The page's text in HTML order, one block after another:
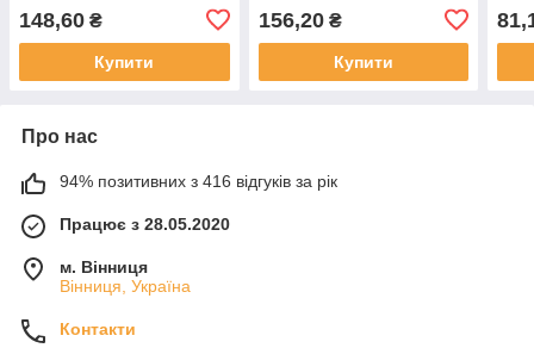
148,60 ₴
Купити
156,20₴
Купити
Про нас
94% позитивних з 416 відгуків за рік
Працює з 28.05.2020
м. Вінниця
Вінниця, Україна
Контакти